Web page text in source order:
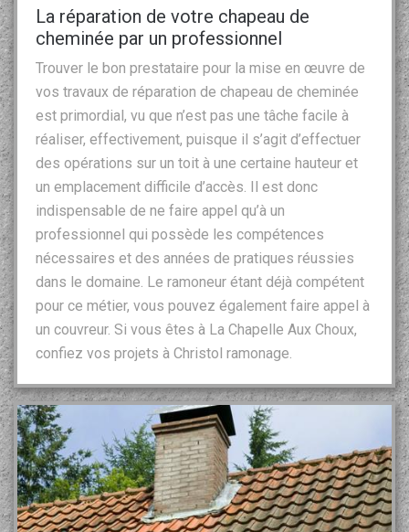
La réparation de votre chapeau de
cheminée par un professionnel
Trouver le bon prestataire pour la mise en œuvre de
vos travaux de réparation de chapeau de cheminée
est primordial, vu que n’est pas une tâche facile à
réaliser, effectivement, puisque il s’agit d’effectuer
des opérations sur un toit à une certaine hauteur et
un emplacement difficile d’accès. Il est donc
indispensable de ne faire appel qu’à un
professionnel qui possède les compétences
nécessaires et des années de pratiques réussies
dans le domaine. Le ramoneur étant déjà compétent
pour ce métier, vous pouvez également faire appel à
un couvreur. Si vous êtes à La Chapelle Aux Choux,
confiez vos projets à Christol ramonage.